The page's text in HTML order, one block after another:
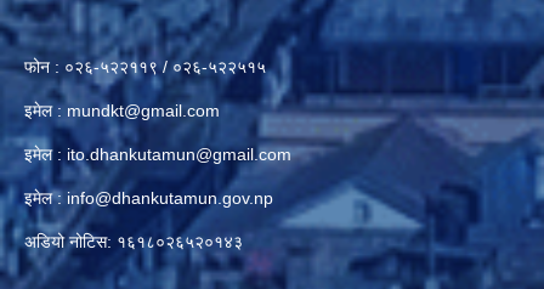
फोन : ०२६-५२२११९ / ०२६-५२२५१५
इमेल : mundkt@gmail.com
इमेल : ito.dhankutamun@gmail.com
इमेल : info@dhankutamun.gov.np
अडियो नोटिस: १६१८०२६५२०१४३